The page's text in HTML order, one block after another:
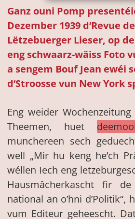
Ganz ouni Pomp
Dezember 1939 d‘Revue
Lëtzebuerger Lieser, op
eng schwaarz-wäiss Foto
a sengem Bouf Jean ewéi
d‘Stroosse vun New York
Eng weider
Theemen, huet
munchereen sech
well „Mir hu keng he’ch
wéllen Iech eng
Hausmâcherkascht fir de
national an o’hni d’Politik“,
vum Editeur geheescht.